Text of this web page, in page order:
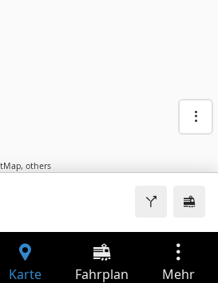
, others
Karte Fahrplan Mehr